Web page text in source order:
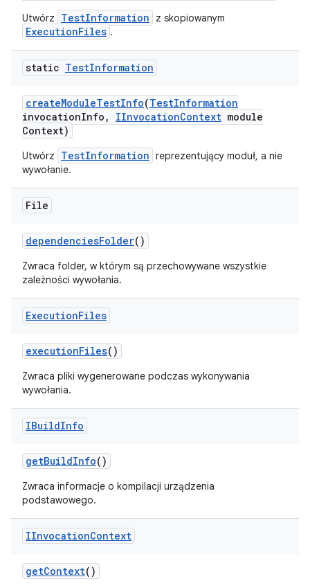
Utwórz TestInformation z skopiowanym
ExecutionFiles .
static TestInformation
createModuleTestInfo(TestInformation
invocationInfo , IInvocationContext module
Context)
Utwórz TestInformation reprezentujący moduł, a nie
wywołanie.
File
dependenciesFolder()
Zwraca folder, w którym są przechowywane wszystkie
zależności wywołania.
ExecutionFiles
executionFiles()
Zwraca pliki wygenerowane podczas wykonywania
wywołania.
IBuildInfo
getBuildInfo()
Zwraca informacje o kompilacji urządzenia
podstawowego.
IInvocationContext
getContext()